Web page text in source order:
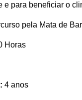
e para beneficiar o
pela Mata de
Horas
4 anos